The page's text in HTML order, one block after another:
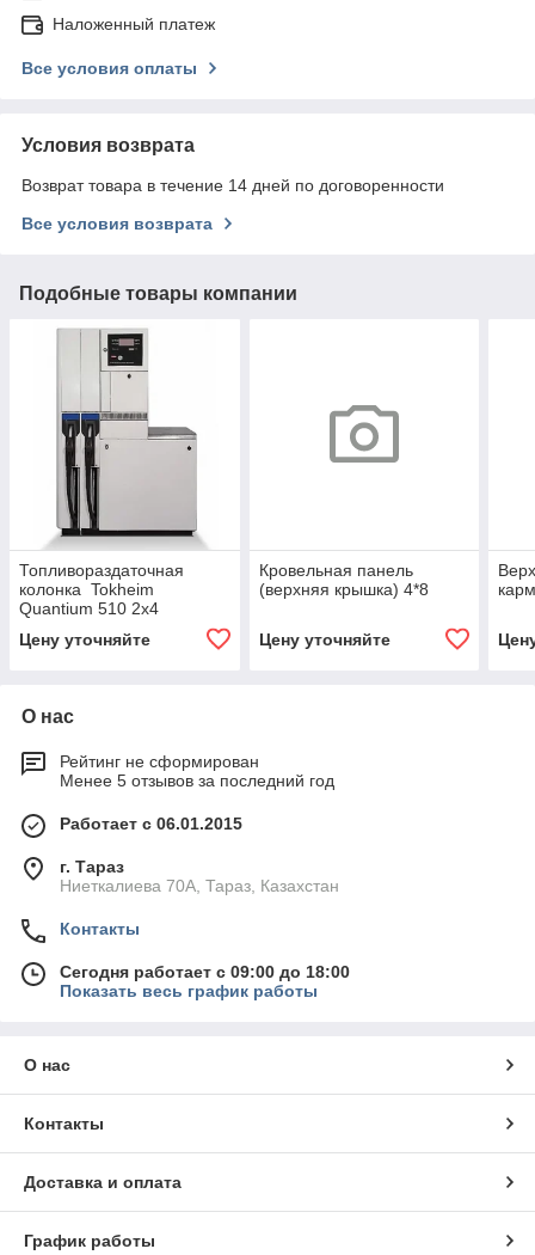
Наложенный платеж
Все условия оплаты
Условия возврата
Возврат товара в течение 14 дней по договоренности
Все условия возврата
Подобные товары компании
Топливораздаточная
колонка Tokheim
Quantium 510 2х4
Цену уточняйте
Кровельная панель
(верхняя крышка) 4*8
Цену уточняйте
О нас
Рейтинг не сформирован
Менее 5 отзывов за последний год
Работает с 06.01.2015
г. Тараз
Ниеткалиева 70А, Тараз, Казахстан
Контакты
Сегодня работает с 09:00 до 18:00
Показать весь график работы
О нас
Контакты
Доставка и оплата
График работы